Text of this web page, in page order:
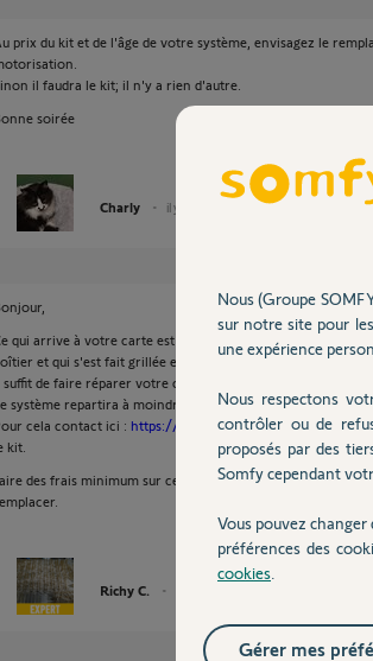
prix du kit et de l'âge de votre système, envisagez le
il faudra le kit; il n'y a rien d'autre.
soirée
Charly il y a 2 mois
qui arrive à votre carte est souvent à cause d'une bestiole
et qui s'est fait grillée en même temps.
suffit de faire réparer votre carte à nouveau.
système repartira à moindre frais.
cela contact ici : https://forum.somfy.fr/users/6899912
kit.
des frais minimum sur cette motorisation ou comme
Richy C.
Nous (Groupe
sur notre site pour
une expérience
Nous respectons
contrôler ou de
proposés par des
Somfy cependant
Vous pouvez
préférences des
cookies
Gérer mes